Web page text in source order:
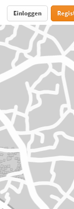
Einloggen